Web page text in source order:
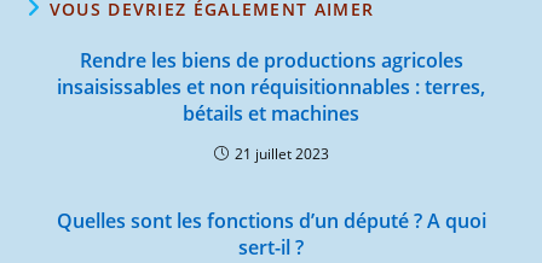
VOUS DEVRIEZ ÉGALEMENT AIMER
Rendre les biens de productions agricoles
insaisissables et non réquisitionnables : terres,
bétails et machines
21 juillet 2023
Quelles sont les fonctions d’un député ? A quoi
sert-il ?